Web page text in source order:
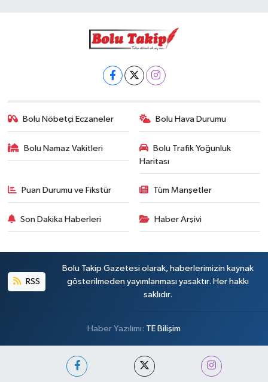
Bolu Nöbetçi Eczaneler Bolu Hava Durumu
Bolu Namaz Vakitleri
Bolu Trafik Yoğunluk
Haritası
Puan Durumu ve Fikstür Tüm Manşetler
Son Dakika Haberleri Haber Arşivi
RSS
Bolu Takip Gazetesi olarak, haberlerimizin kaynak
gösterilmeden yayımlanması yasaktır. Her hakkı
saklıdır.
Haber Yazılımı: TE Bilişim